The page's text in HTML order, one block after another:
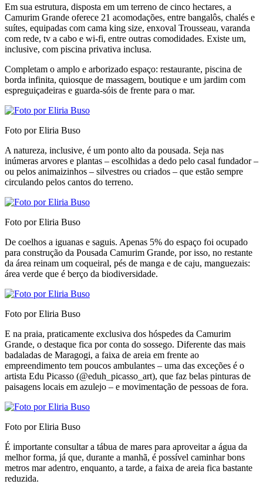
Em sua estrutura, disposta em um terreno de cinco hectares, a
Camurim Grande oferece 21 acomodações, entre bangalôs, chalés e
suítes, equipadas com cama king size, enxoval Trousseau, varanda
com rede, tv a cabo e wi-fi, entre outras comodidades. Existe um,
inclusive, com piscina privativa inclusa.
Completam o amplo e arborizado espaço: restaurante, piscina de
borda infinita, quiosque de massagem, boutique e um jardim com
espreguiçadeiras e guarda-sóis de frente para o mar.
Foto por Eliria Buso
A natureza, inclusive, é um ponto alto da pousada. Seja nas
inúmeras arvores e plantas – escolhidas a dedo pelo casal fundador –
ou pelos animaizinhos – silvestres ou criados – que estão sempre
circulando pelos cantos do terreno.
Foto por Eliria Buso
De coelhos a iguanas e saguis. Apenas 5% do espaço foi ocupado
para construção da Pousada Camurim Grande, por isso, no restante
da área reinam um coqueiral, pés de manga e de caju, manguezais:
área verde que é berço da biodiversidade.
Foto por Eliria Buso
E na praia, praticamente exclusiva dos hóspedes da Camurim
Grande, o destaque fica por conta do sossego. Diferente das mais
badaladas de Maragogi, a faixa de areia em frente ao
empreendimento tem poucos ambulantes – uma das exceções é o
artista Edu Picasso (@eduh_picasso_art), que faz belas pinturas de
paisagens locais em azulejo – e movimentação de pessoas de fora.
Foto por Eliria Buso
É importante consultar a tábua de mares para aproveitar a água da
melhor forma, já que, durante a manhã, é possível caminhar bons
metros mar adentro, enquanto, a tarde, a faixa de areia fica bastante
reduzida.